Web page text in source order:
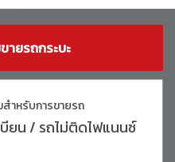
ายรถกระบะ
ำหรับการขายรถ
ยน / รถไม่ติดไฟแนนซ์